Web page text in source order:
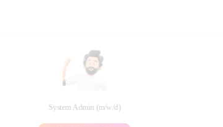
System Admin (m/w/d)